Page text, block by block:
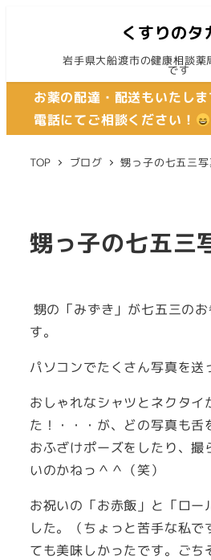
岩手県大船渡市の健康相談薬
です
お薬の配達・配送もいたし
電話にてご相談ください！
TOP ブログ 甥っ子の七五三写
甥っ子の七五三
甥の「みずき」が七五三の
す。
パソコンでたくさん写真を送
おしゃれなシャツとネクタイ
た！・・・が、どの写真も舌
おふざけポーズをしたり、撮
いのかねっ＾＾（笑）
お祝いの「お赤飯」と「ロー
した。（ちょっと苦手な私で
ても美味しかったです。ごち